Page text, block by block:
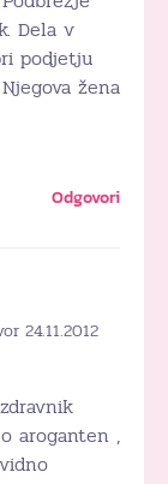
Dela v
podjetju
Njegova žena
Odgovori
24.11.2012
aroganten ,